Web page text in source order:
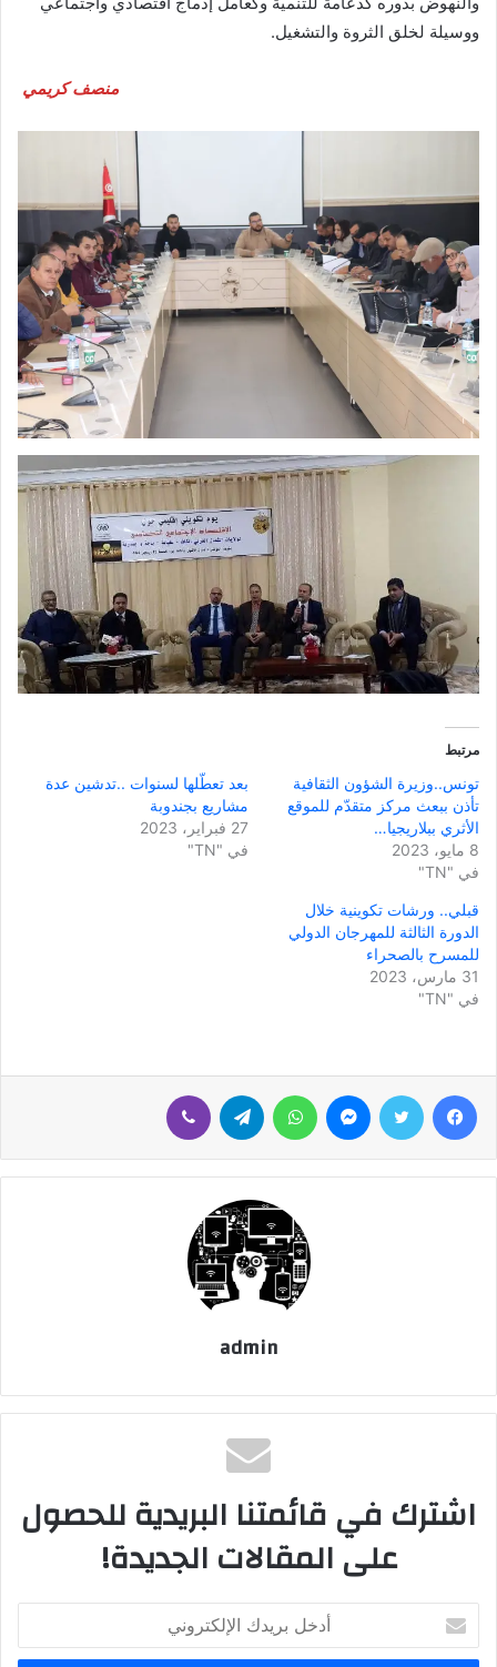
ووسيلة لخلق الثروة والتشغيل.
منصف كريمي
مرتبط
تونس..وزيرة الشؤون الثقافية
تأذن ببعث مركز متقدّم للموقع
الأثري ببلاريجيا…
8 مايو، 2023
في "TN"
بعد تعطّلها لسنوات ..تدشين عدة
مشاريع بجندوبة
27 فبراير، 2023
في "TN"
قبلي.. ورشات تكوينية خلال
الدورة الثالثة للمهرجان الدولي
للمسرح بالصحراء
31 مارس، 2023
في "TN"
فيسبوك تويتر ماسنجر واتساب تيلقرام
admin
اشترك في قائمتنا البريدية للحصول
على المقالات الجديدة!
بريدك
الإلكتروني